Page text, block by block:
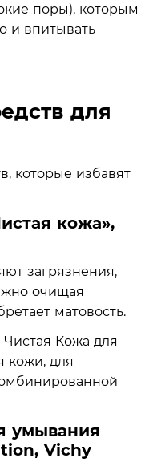
поры), которым
и впитывать
для
которые избавят
кожа»,
загрязнения,
очищая
матовость.
умывания
Vichy